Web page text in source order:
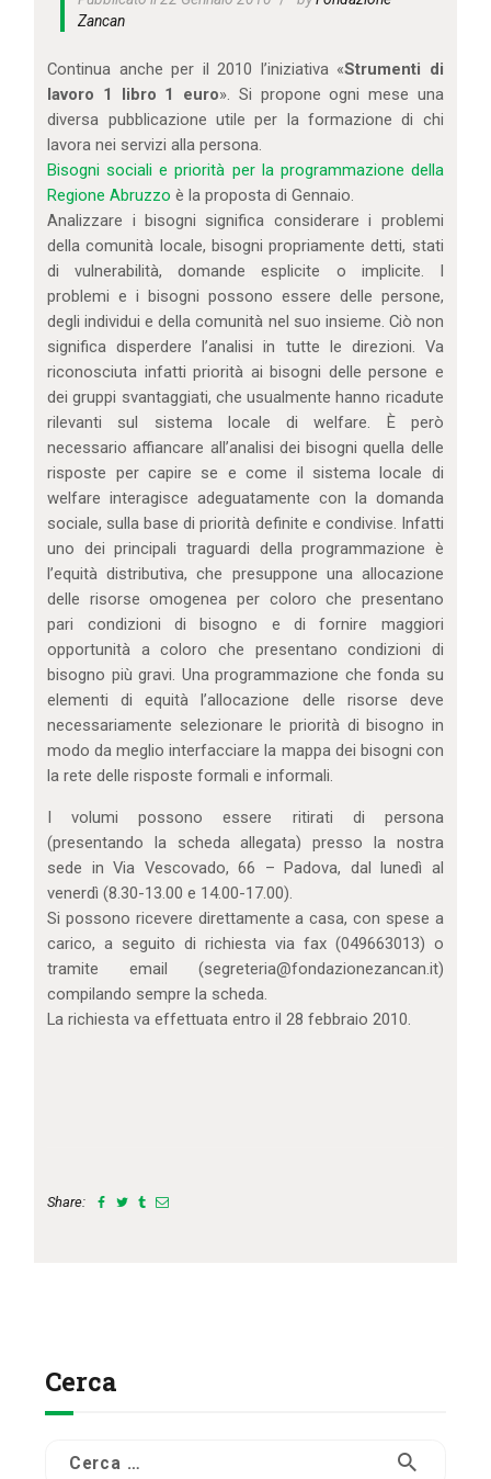
IL MIO ACCOUNT
Zancan
Continua anche per il 2010 l’iniziativa «Strumenti di
lavoro 1 libro 1 euro». Si propone ogni mese una
diversa pubblicazione utile per la formazione di chi
lavora nei servizi alla persona.
Bisogni sociali e priorità per la programmazione della
Regione Abruzzo è la proposta di Gennaio.
Analizzare i bisogni significa considerare i problemi
della comunità locale, bisogni propriamente detti, stati
di vulnerabilità, domande esplicite o implicite. I
problemi e i bisogni possono essere delle persone,
degli individui e della comunità nel suo insieme. Ciò non
significa disperdere l’analisi in tutte le direzioni. Va
riconosciuta infatti priorità ai bisogni delle persone e
dei gruppi svantaggiati, che usualmente hanno ricadute
rilevanti sul sistema locale di welfare. È però
necessario affiancare all’analisi dei bisogni quella delle
risposte per capire se e come il sistema locale di
welfare interagisce adeguatamente con la domanda
sociale, sulla base di priorità definite e condivise. Infatti
uno dei principali traguardi della programmazione è
l’equità distributiva, che presuppone una allocazione
delle risorse omogenea per coloro che presentano
pari condizioni di bisogno e di fornire maggiori
opportunità a coloro che presentano condizioni di
bisogno più gravi. Una programmazione che fonda su
elementi di equità l’allocazione delle risorse deve
necessariamente selezionare le priorità di bisogno in
modo da meglio interfacciare la mappa dei bisogni con
la rete delle risposte formali e informali.
I volumi possono essere ritirati di persona
(presentando la scheda allegata) presso la nostra
sede in Via Vescovado, 66 – Padova, dal lunedì al
venerdì (8.30-13.00 e 14.00-17.00).
Si possono ricevere direttamente a casa, con spese a
carico, a seguito di richiesta via fax (049663013) o
tramite email (segreteria@fondazionezancan.it)
compilando sempre la scheda.
La richiesta va effettuata entro il 28 febbraio 2010.
Share:
Cerca